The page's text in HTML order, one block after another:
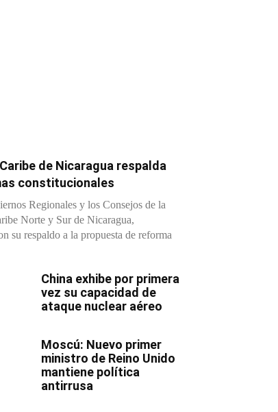
de Nicaragua respalda
constitucionales
Regionales y los Consejos de la
Norte y Sur de Nicaragua,
su respaldo a la propuesta de reforma
China exhibe por primera
vez su capacidad de
ataque nuclear aéreo
Moscú: Nuevo primer
ministro de Reino Unido
mantiene política
antirrusa